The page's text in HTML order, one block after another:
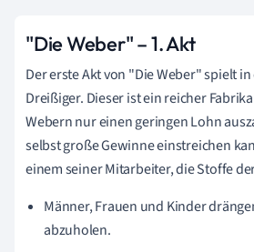
"Die Weber" – 1. Akt
Der erste Akt von "Die Weber" spielt
Dreißiger. Dieser ist ein reicher
Webern nur einen geringen Lohn
selbst große Gewinne einstreichen
einem seiner Mitarbeiter, die Stoffe
Männer, Frauen und Kinder
abzuholen.